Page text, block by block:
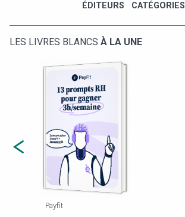
ÉDITEURS CATÉGORIES
LES LIVRES BLANCS À LA UNE
Payfit